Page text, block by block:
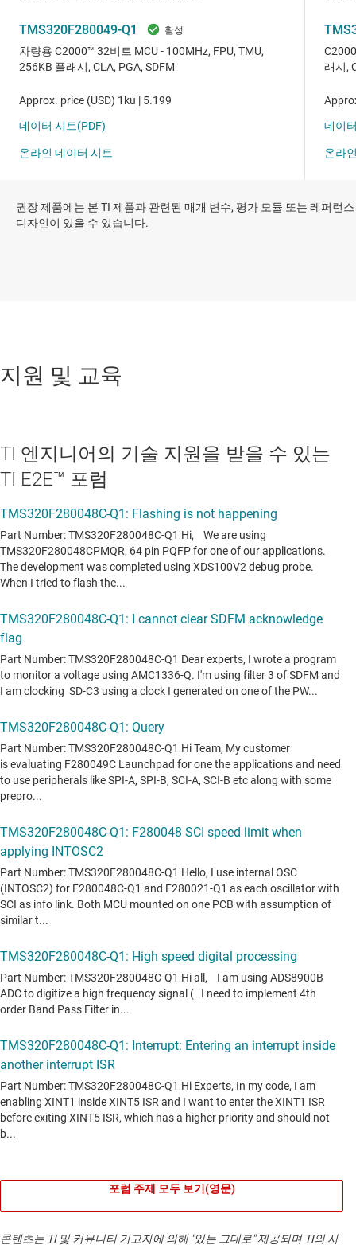
권장 제품에는 본 TI 제품과 관련된 매개 변수, 평가 모듈 또는 레퍼런스
디자인이 있을 수 있습니다.
지원 및 교육
TI 엔지니어의 기술 지원을 받을 수 있는
TI E2E™ 포럼
포럼 주제 모두 보기(영문)
콘텐츠는 TI 및 커뮤니티 기고자에 의해 "있는 그대로" 제공되며 TI의 사